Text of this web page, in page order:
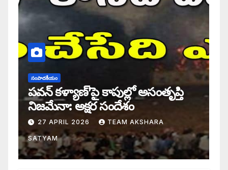
సంపాదకీయం
పవన్ కళ్యాణ్’పై కాపుల్లో అసంతృప్తి
నిజమేనా: అక్షర సందేశం
27 APRIL 2026 TEAM AKSHARA
SATYAM